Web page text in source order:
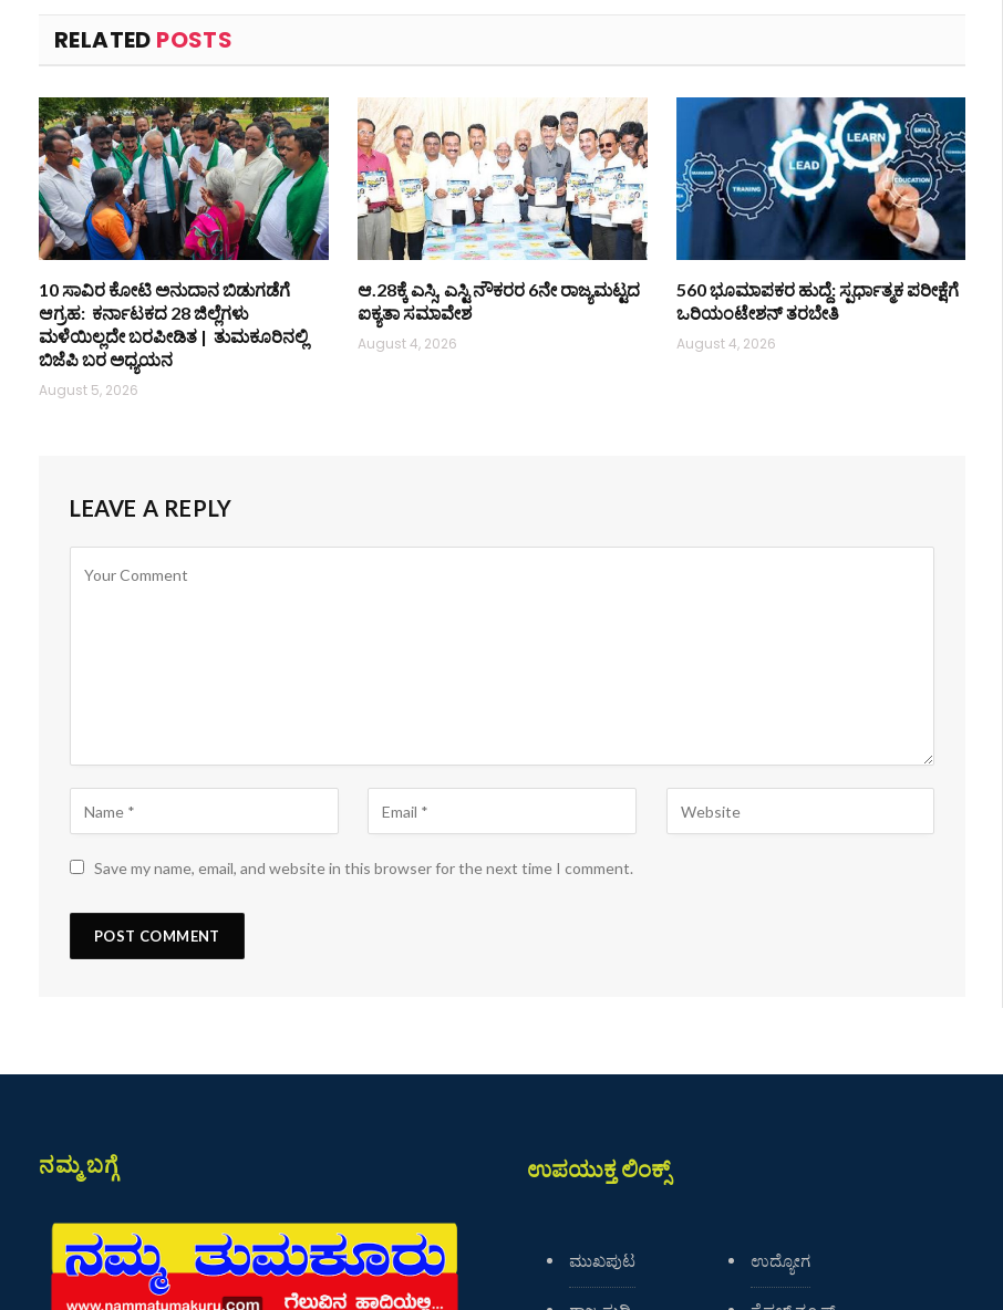
RELATED POSTS
10 ಸಾವಿರ ಕೋಟಿ ಅನುದಾನ ಬಿಡುಗಡೆಗೆ
ಆಗ್ರಹ: ಕರ್ನಾಟಕದ 28 ಜಿಲ್ಲೆಗಳು
ಮಳೆಯಿಲ್ಲದೇ ಬರಪೀಡಿತ | ತುಮಕೂರಿನಲ್ಲಿ
ಬಿಜೆಪಿ ಬರ ಅಧ್ಯಯನ
August 5, 2026
ಆ.28ಕ್ಕೆ ಎಸ್ಸಿ, ಎಸ್ಟಿ ನೌಕರರ 6ನೇ ರಾಜ್ಯಮಟ್ಟದ
ಐಕ್ಯತಾ ಸಮಾವೇಶ
August 4, 2026
560 ಭೂಮಾಪಕರ ಹುದ್ದೆ: ಸ್ಪರ್ಧಾತ್ಮಕ ಪರೀಕ್ಷೆಗೆ
ಒರಿಯಂಟೇಶನ್ ತರಬೇತಿ
August 4, 2026
LEAVE A REPLY
Save my name, email, and website in this browser for the next time I comment.
ನಮ್ಮ ಬಗ್ಗೆ ಉಪಯುಕ್ತ ಲಿಂಕ್ಸ್
ಮುಖಪುಟ ಉದ್ಯೋಗ